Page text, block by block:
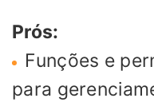
Prós:
Funções e
para